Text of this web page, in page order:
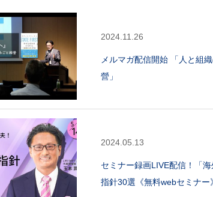
2024.11.26
メルマガ配信開始 「人と組
營」
2024.05.13
セミナー録画LIVE配信！「
指針30選《無料webセミナー